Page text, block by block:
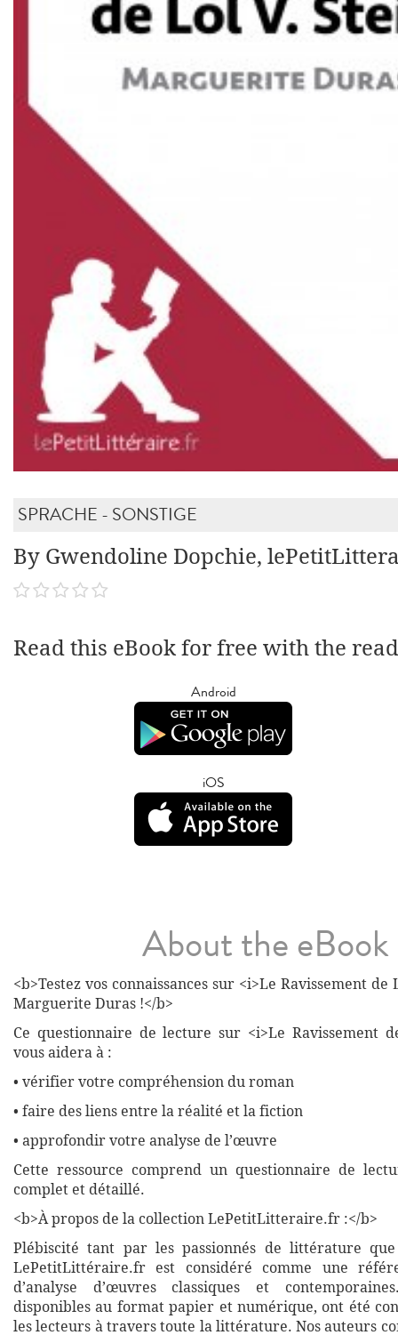
SPRACHE - SONSTIGE
By Gwendoline Dopchie,
Read this eBook for free with the
Android
iOS
About the eBook
<b>Testez vos connaissances sur <i>Le Ravissement de
Marguerite Duras !</b>
Ce questionnaire de lecture sur <i>Le Ravissement
vous aidera à :
• vérifier votre compréhension du roman
• faire des liens entre la réalité et la fiction
• approfondir votre analyse de l’œuvre
Cette ressource comprend un questionnaire de
complet et détaillé.
<b>À propos de la collection LePetitLitteraire.fr :</b>
Plébiscité tant par les passionnés de littérature
LePetitLittéraire.fr est considéré comme une
d’analyse d’œuvres classiques et
disponibles au format papier et numérique, ont été
les lecteurs à travers toute la littérature. Nos auteurs